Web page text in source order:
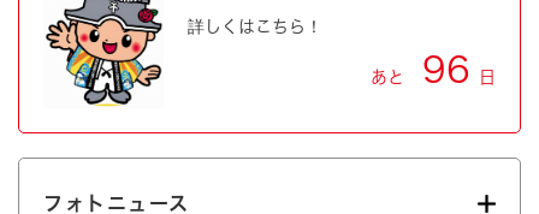
詳しくはこちら！
あと 96 日
フォトニュース